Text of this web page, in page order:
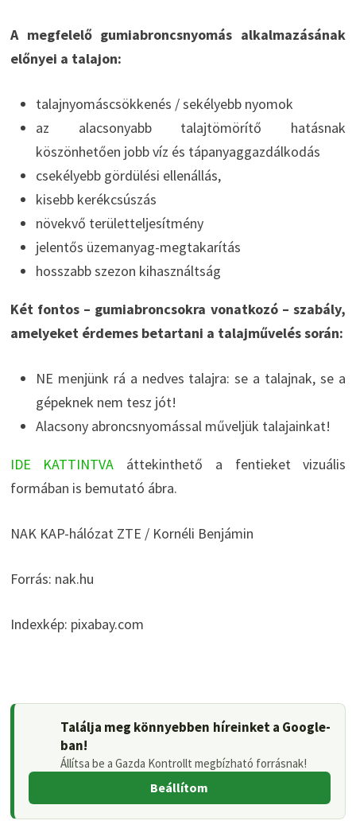
A megfelelő gumiabroncsnyomás alkalmazásának
előnyei a talajon:
talajnyomáscsökkenés / sekélyebb nyomok
az alacsonyabb talajtömörítő hatásnak
köszönhetően jobb víz és tápanyaggazdálkodás
csekélyebb gördülési ellenállás,
kisebb kerékcsúszás
növekvő területteljesítmény
jelentős üzemanyag-megtakarítás
hosszabb szezon kihasználtság
Két fontos – gumiabroncsokra vonatkozó – szabály,
amelyeket érdemes betartani a talajművelés során:
NE menjünk rá a nedves talajra: se a talajnak, se a
gépeknek nem tesz jót!
Alacsony abroncsnyomással műveljük talajainkat!
IDE KATTINTVA áttekinthető a fentieket vizuális
formában is bemutató ábra.
NAK KAP-hálózat ZTE / Kornéli Benjámin
Forrás: nak.hu
Indexkép: pixabay.com
Találja meg könnyebben híreinket a Google-
ban!
Állítsa be a Gazda Kontrollt megbízható forrásnak!
Beállítom